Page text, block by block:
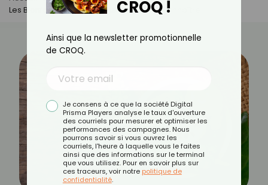
Les Bienfaits Du Noni, Un Fruit Tropical À Connaître
CROQ !
Ainsi que la newsletter promotionnelle
de CROQ.
Je consens à ce que la société Digital
Prisma Players analyse le taux d'ouverture
des courriels pour mesurer et optimiser les
performances des campagnes. Nous
pourrons savoir si vous ouvrez les
courriels, l'heure à laquelle vous le faites
ainsi que des informations sur le terminal
que vous utilisez. Pour en savoir plus sur
ces traceurs, voir notre politique de
confidentialité.